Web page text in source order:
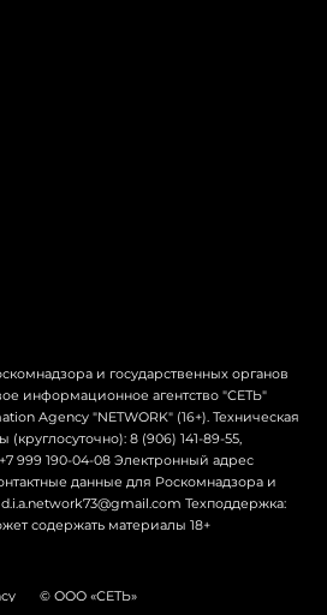
и государственных органов
информационное агентство "СЕТЬ"
Agency "NETWORK" (16+). Техническая
8 (906) 141-89-55,
999 190-04-08 Электронный адрес
данные для Роскомнадзора и
Техподдержка:
содержать материалы 18+
© ООО «СЕТЬ»